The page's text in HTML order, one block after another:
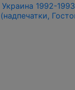
Украина 1992-
(надпечатки,